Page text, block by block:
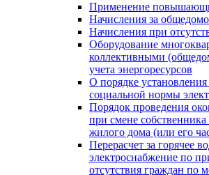
Применение
Начисления за
Начисления при
Оборудование
коллективными
учета энергоресурсов
О порядке
социальной нормы
Порядок проведения
при смене
жилого дома (или его
Перерасчет за горячее
электроснабжение по
отсутствия граждан по